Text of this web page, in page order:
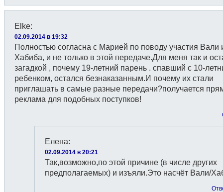
Elke:
02.09.2014 в 19:32
Полностью согласна с Марией по поводу участия Вали
Хабиба, и не только в этой передаче.Для меня так и
загадкой , почему 19-летний парень . спавший с 10-
ребенком, остался безнаказанным.И почему их стали
приглашать в самые разные передачи?получается
реклама для подобных поступков!
Елена:
02.09.2014 в 20:21
Так,возможно,по этой причине (в числе других
предполагаемых) и изъяли.Это насчёт Вали/